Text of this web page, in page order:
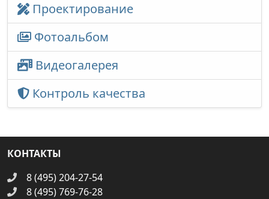
Проектирование
Фотоальбом
Видеогалерея
Контроль качества
КОНТАКТЫ
8 (495) 204-27-54
8 (495) 769-76-28